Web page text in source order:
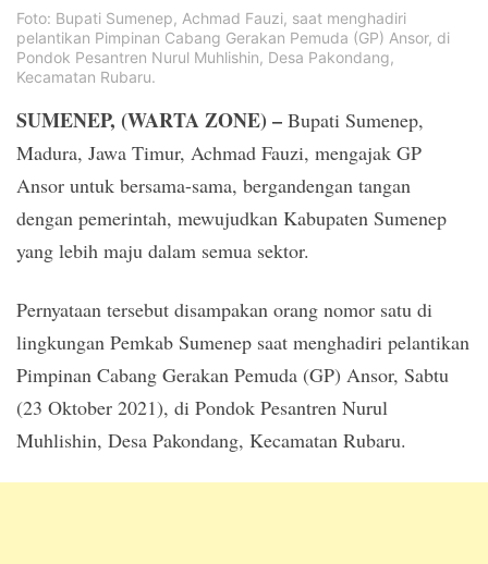
Foto: Bupati Sumenep, Achmad Fauzi, saat menghadiri
pelantikan Pimpinan Cabang Gerakan Pemuda (GP) Ansor, di
Pondok Pesantren Nurul Muhlishin, Desa Pakondang,
Kecamatan Rubaru.
SUMENEP, (WARTA ZONE) – Bupati Sumenep,
Madura, Jawa Timur, Achmad Fauzi, mengajak GP
Ansor untuk bersama-sama, bergandengan tangan
dengan pemerintah, mewujudkan Kabupaten Sumenep
yang lebih maju dalam semua sektor.
Pernyataan tersebut disampakan orang nomor satu di
lingkungan Pemkab Sumenep saat menghadiri pelantikan
Pimpinan Cabang Gerakan Pemuda (GP) Ansor, Sabtu
(23 Oktober 2021), di Pondok Pesantren Nurul
Muhlishin, Desa Pakondang, Kecamatan Rubaru.